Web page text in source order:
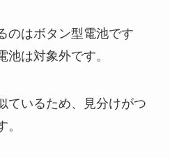
のはボタン型電池です
池は対象外です。
ているため、見分けがつ